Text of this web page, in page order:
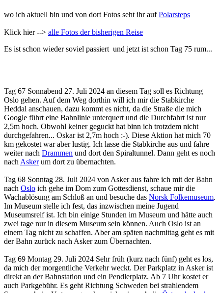
wo ich aktuell bin und von dort Fotos seht ihr aufPolarsteps
Klick hier --> alle Fotos der bisherigen Reise
Es ist schon wieder soviel passiert und jetzt ist schon Tag 75 rum...
Tag 67 Sonnabend 27. Juli 2024 an diesem Tag soll es Richtung
Oslo gehen. Auf dem Weg dorthin will ich mir die Stabkirche
Heddal anschauen, dazu kommt es nicht, da die Straße die mich
Google führt eine Bahnlinie unterquert und die Durchfahrt ist nur
2,5m hoch. Obwohl keiner geguckt hat binn ich trotzdem nicht
durchgefahren... Oskar ist 2,7m hoch :-). Diese Aktion hat mich 70
km gekostet war aber lustig. Ich lasse die Stabkirche aus und fahre
weiter nach Drammen und dort den Spiraltunnel. Dann geht es noch
nach Askerum dort zu übernachten.
Tag 68 Sonntag 28. Juli 2024 von Asker aus fahre ich mit der Bahn
nach Oslo ich gehe im Dom zum Gottesdienst, schaue mir die
Wachablösung am Schloß an und besuche das Norsk Folkemuseum.
Im Museum stelle ich fest, das inzwischen meine Jugend
Museumsreif ist. Ich bin einige Stunden im Museum und hätte auch
zwei tage nur in diesem Museum sein können. Auch Oslo ist an
einem Tag nicht zu schaffen. Aber am späten nachmittag geht es mit
der Bahn zurück nach Asker zum Übernachten.
Tag 69 Montag 29. Juli 2024 Sehr früh (kurz nach fünf) geht es los,
da mich der morgentliche Verkehr weckt. Der Parkplatz in Asker ist
direkt an der Bahnstation und ein Pendlerplatz. Ab 7 Uhr kostet er
auch Parkgebühr. Es geht Richtung Schweden bei strahlendem